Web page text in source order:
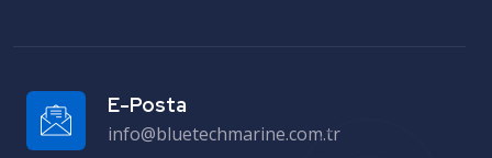
E-Posta
info@bluetechmarine.com.tr